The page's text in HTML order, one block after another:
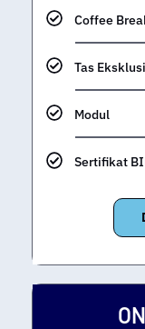
Coffee
Tas
Modul
Sertifikat